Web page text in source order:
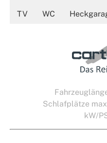
TV WC
Schlafplätze
kW/